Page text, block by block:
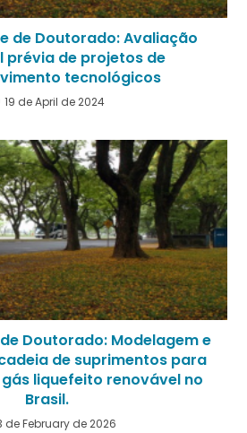
de Doutorado: Avaliação
prévia de projetos de
tecnológicos
19 de April de 2024
Doutorado: Modelagem e
de suprimentos para
liquefeito renovável no
Brasil.
de February de 2026